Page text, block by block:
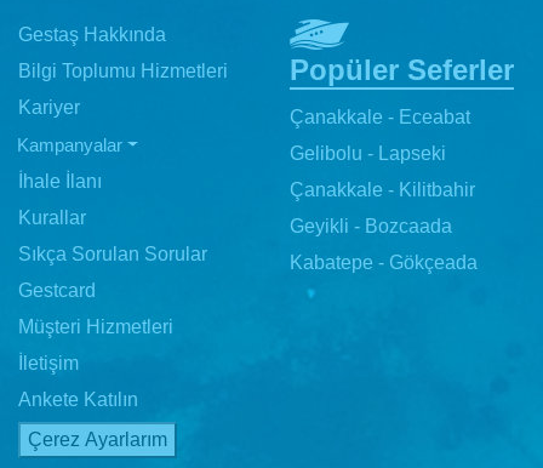
Gestaş Hakkında
Bilgi Toplumu Hizmetleri
Kariyer
Kampanyalar
İhale İlanı
Kurallar
Sıkça Sorulan Sorular
Gestcard
Müşteri Hizmetleri
İletişim
Ankete Katılın
Çerez Ayarlarım
Popüler Seferler
Çanakkale - Eceabat
Gelibolu - Lapseki
Çanakkale - Kilitbahir
Geyikli - Bozcaada
Kabatepe - Gökçeada